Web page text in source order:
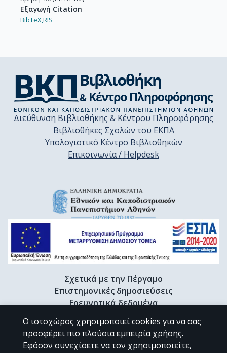
Εξαγωγή Citation
BibTeX,RIS
Διεύθυνση Βιβλιοθήκης & Κέντρου Πληροφόρησης
Βιβλιοθήκες Σχολών του ΕΚΠΑ
Υπολογιστικό Κέντρο Βιβλιοθηκών
Επικοινωνία / Helpdesk
Σχετικά με την Πέργαμο
Επιστημονικές δημοσιεύσεις
Ερευνητικά δεδομένα
Διδακτορικές διατριβές & Γκρίζα βιβλιογραφία
Προφίλ Ερευνητή
Ο ιστοχώρος χρησιμοποιεί cookies για να σας
προσφέρει πιο πλούσια εμπειρία χρήσης.
Εφόσον συνεχίσετε να τον χρησιμοποιείτε,